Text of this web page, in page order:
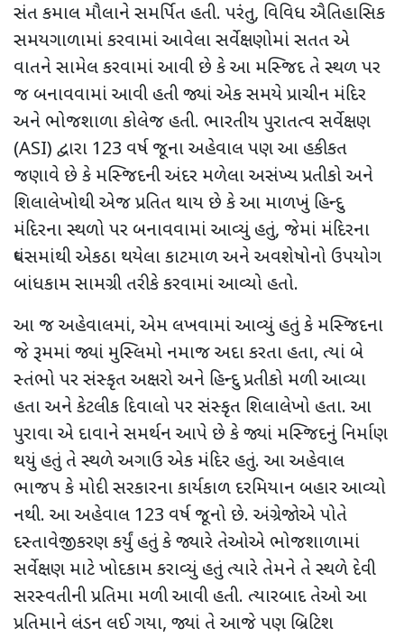
સંત કમાલ મૌલાને સમર્પિત હતી. પરંતુ, વિવિધ ઐતિહાસિક
સમયગાળામાં કરવામાં આવેલા સર્વેક્ષણોમાં સતત એ
વાતને સામેલ કરવામાં આવી છે કે આ મસ્જિદ તે સ્થળ પર
જ બનાવવામાં આવી હતી જ્યાં એક સમયે પ્રાચીન મંદિર
અને ભોજશાળા કોલેજ હતી. ભારતીય પુરાતત્વ સર્વેક્ષણ
(ASI) દ્વારા 123 વર્ષ જૂના અહેવાલ પણ આ હકીકત
જણાવે છે કે મસ્જિદની અંદર મળેલા અસંખ્ય પ્રતીકો અને
શિલાલેખોથી એજ પ્રતિત થાય છે કે આ માળખું હિન્દુ
મંદિરના સ્થળો પર બનાવવામાં આવ્યું હતું, જેમાં મંદિરના
ધ્વંસમાંથી એકઠા થયેલા કાટમાળ અને અવશેષોનો ઉપયોગ
બાંધકામ સામગ્રી તરીકે કરવામાં આવ્યો હતો.
આ જ અહેવાલમાં, એમ લખવામાં આવ્યું હતું કે મસ્જિદના
જે રૂમમાં જ્યાં મુસ્લિમો નમાજ અદા કરતા હતા, ત્યાં બે
સ્તંભો પર સંસ્કૃત અક્ષરો અને હિન્દુ પ્રતીકો મળી આવ્યા
હતા અને કેટલીક દિવાલો પર સંસ્કૃત શિલાલેખો હતા. આ
પુરાવા એ દાવાને સમર્થન આપે છે કે જ્યાં મસ્જિદનું નિર્માણ
થયું હતું તે સ્થળે અગાઉ એક મંદિર હતું. આ અહેવાલ
ભાજપ કે મોદી સરકારના કાર્યકાળ દરમિયાન બહાર આવ્યો
નથી. આ અહેવાલ 123 વર્ષ જૂનો છે. અંગ્રેજોએ પોતે
દસ્તાવેજીકરણ કર્યું હતું કે જ્યારે તેઓએ ભોજશાળામાં
સર્વેક્ષણ માટે ખોદકામ કરાવ્યું હતું ત્યારે તેમને તે સ્થળે દેવી
સરસ્વતીની પ્રતિમા મળી આવી હતી. ત્યારબાદ તેઓ આ
પ્રતિમાને લંડન લઈ ગયા, જ્યાં તે આજે પણ બ્રિટિશ